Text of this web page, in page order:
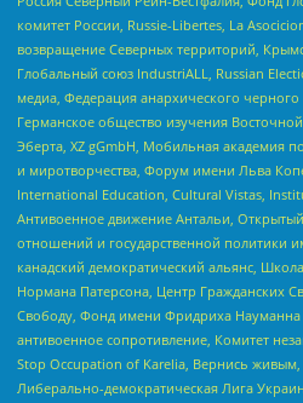
комитет России, Russie-Libertes, La
возвращение Северных территорий,
Глобальный союз IndustriALL, Russian
медиа, Федерация анархического
Германское общество изучения
Эберта, XZ gGmbH, Мобильная академия
и миротворчества, Форум имени Льва
International Education, Cultural Vistas,
Антивоенное движение Антальи,
отношений и государственной политики
канадский демократический альянс,
Нормана Патерсона, Центр Гражданских
Свободу, Фонд имени Фридриха Науманна
антивоенное сопротивление, Комитет
Stop Occupation of Karelia, Вернись
Либерально-демократическая Лига